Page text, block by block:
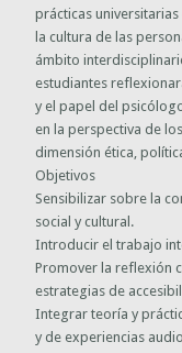
prácticas
la cultura de las
ámbito
estudiantes
y el papel del
en la perspectiva de
dimensión ética,
Objetivos
Sensibilizar sobre la
social y cultural.
Introducir el trabajo
Promover la reflexión
estrategias de
Integrar teoría y
y de experiencias